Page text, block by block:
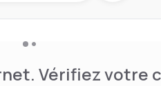
Vérifiez votre